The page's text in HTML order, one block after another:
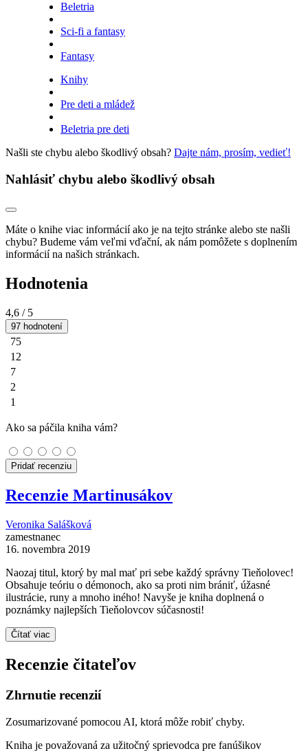
Beletria
Sci-fi a fantasy
Fantasy
Knihy
Pre deti a mládež
Beletria pre deti
Našli ste chybu alebo škodlivý obsah? Dajte nám, prosím, vedieť!
Nahlásiť chybu alebo škodlivý obsah
Máte o knihe viac informácií ako je na tejto stránke alebo ste našli
chybu? Budeme vám veľmi vďační, ak nám pomôžete s doplnením
informácií na našich stránkach.
Hodnotenia
4,6 / 5
97 hodnotení
75
12
7
2
1
Ako sa páčila kniha vám?
Pridať recenziu
Recenzie Martinusákov
Veronika Salášková
zamestnanec
16. novembra 2019
Naozaj titul, ktorý by mal mať pri sebe každý správny Tieňolovec!
Obsahuje teóriu o démonoch, ako sa proti nim brániť, úžasné
ilustrácie, runy a mnoho iného! Navyše je kniha doplnená o
poznámky najlepších Tieňolovcov súčasnosti!
Čítať viac
Recenzie čitateľov
Zhrnutie recenzií
Zosumarizované pomocou AI, ktorá môže robiť chyby.
Kniha je považovaná za užitočný sprievodca pre fanúšikov